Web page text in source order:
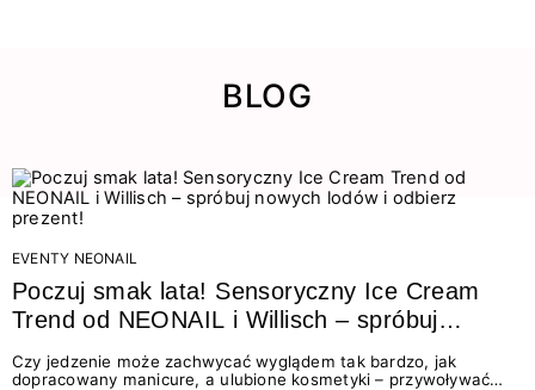
BLOG
EVENTY NEONAIL
Poczuj smak lata! Sensoryczny Ice Cream
Trend od NEONAIL i Willisch – spróbuj
nowych lodów i odbierz prezent!
Czy jedzenie może zachwycać wyglądem tak bardzo, jak
dopracowany manicure, a ulubione kosmetyki – przywoływać